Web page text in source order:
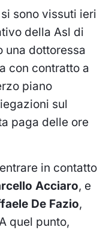
sono vissuti ieri
della Asl di
una dottoressa
con contratto a
piano
sul
paga delle ore
in contatto
Acciaro, e
De Fazio,
quel punto,